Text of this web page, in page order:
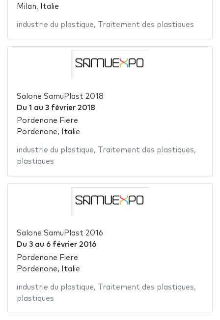
Milan, Italie
industrie du plastique, Traitement des plastiques
Salone SamuPlast 2018
Du 1 au 3 février 2018
Pordenone Fiere
Pordenone, Italie
industrie du plastique, Traitement des plastiques,
plastiques
Salone SamuPlast 2016
Du 3au 6 février 2016
Pordenone Fiere
Pordenone, Italie
industrie du plastique, Traitement des plastiques,
plastiques